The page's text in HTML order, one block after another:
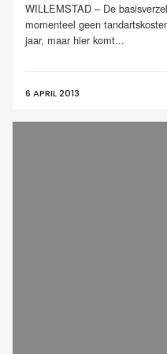
WILLEMSTAD – De
momenteel geen
jaar, maar hier komt...
6 APRIL 2013